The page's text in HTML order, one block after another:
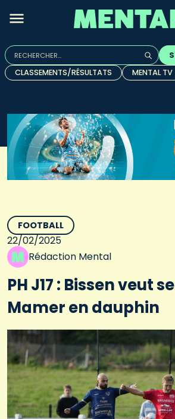
Rechercher :
Quand les résultats de l'auto-
CLASSEMENTS/RÉSULTATS
MENTAL TV
FOOTBALL
22/02/2025
Rédaction Mental
PH J17 : Bissen veut
Mamer en dauphin